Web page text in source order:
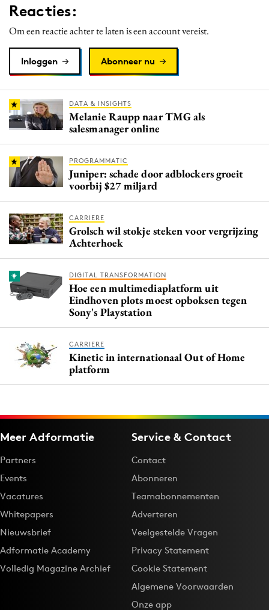
Reacties:
Om een reactie achter te laten is een account vereist.
Inloggen Abonneer nu
DATA & INSIGHTS
Melanie Raupp naar TMG als
salesmanager online
PROGRAMMATIC
Juniper: schade door adblockers groeit
voorbij $27 miljard
CARRIERE
Grolsch wil stokje steken voor vergrijzing
Achterhoek
DIGITAL TRANSFORMATION
Hoe een multimediaplatform uit
Eindhoven plots moest opboksen tegen
Sony's Playstation
CARRIERE
Kinetic in internationaal Out of Home
platform
Meer Adformatie
Partners
Events
Vacatures
Whitepapers
Nieuwsbrief
Adformatie Academy
Volledig Magazine Archief
Service & Contact
Contact
Abonneren
Teamabonnementen
Adverteren
Veelgestelde Vragen
Privacy Statement
Cookie Statement
Algemene Voorwaarden
Onze app